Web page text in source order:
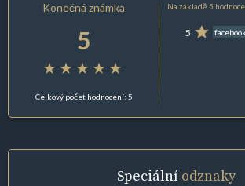
Konečná známka
5
Celkový počet hodnocení: 5
Na základě 5
5
Speciální odznaky